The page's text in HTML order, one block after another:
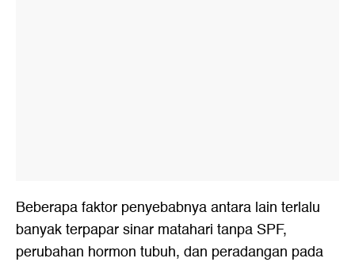
Beberapa faktor penyebabnya antara lain terlalu
banyak terpapar sinar matahari tanpa SPF,
perubahan hormon tubuh, dan peradangan pada